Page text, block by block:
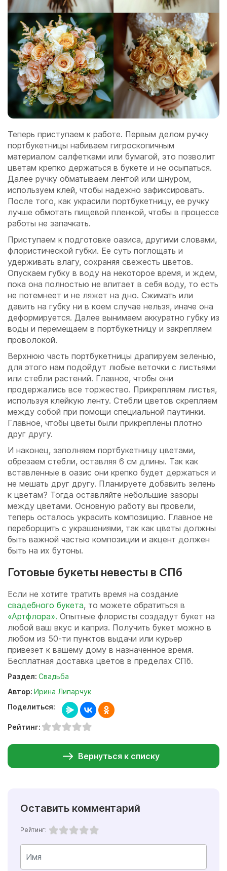
Теперь приступаем к работе. Первым делом ручку
портбукетницы набиваем гигроскопичным
материалом салфетками или бумагой, это позволит
цветам крепко держаться в букете и не осыпаться.
Далее ручку обматываем лентой или шнуром,
используем клей, чтобы надежно зафиксировать.
После того, как украсили портбукетницу, ее ручку
лучше обмотать пищевой пленкой, чтобы в процессе
работы не запачкать.
Приступаем к подготовке оазиса, другими словами,
флористической губки. Ее суть поглощать и
удерживать влагу, сохраняя свежесть цветов.
Опускаем губку в воду на некоторое время, и ждем,
пока она полностью не впитает в себя воду, то есть
не потемнеет и не ляжет на дно. Сжимать или
давить на губку ни в коем случае нельзя, иначе она
деформируется. Далее вынимаем аккуратно губку из
воды и перемещаем в портбукетницу и закрепляем
проволокой.
Верхнюю часть портбукетницы драпируем зеленью,
для этого нам подойдут любые веточки с листьями
или стебли растений. Главное, чтобы они
продержались все торжество. Прикрепляем листья,
используя клейкую ленту. Стебли цветов скрепляем
между собой при помощи специальной паутинки.
Главное, чтобы цветы были прикреплены плотно
друг другу.
И наконец, заполняем портбукетницу цветами,
обрезаем стебли, оставляя 6 см длины. Так как
вставленные в оазис они крепко будет держаться и
не мешать друг другу. Планируете добавить зелень
к цветам? Тогда оставляйте небольшие зазоры
между цветами. Основную работу вы провели,
теперь осталось украсить композицию. Главное не
переборщить с украшениями, так как цветы должны
быть важной частью композиции и акцент должен
быть на их бутоны.
Готовые букеты невесты в СПб
Если не хотите тратить время на создание
свадебного букета, то можете обратиться в
«Артфлора». Опытные флористы создадут букет на
любой ваш вкус и каприз. Получить букет можно в
любом из 50-ти пунктов выдачи или курьер
привезет к вашему дому в назначенное время.
Бесплатная доставка цветов в пределах СПб.
Раздел: Свадьба
Автор: Ирина Липарчук
Поделиться:
Рейтинг:
Вернуться к списку
Оставить комментарий
Рейтинг: